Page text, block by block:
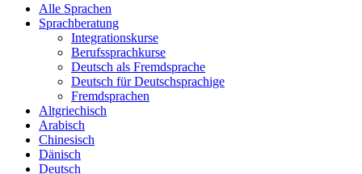
Alle Sprachen
Sprachberatung
Integrationskurse
Berufssprachkurse
Deutsch als Fremdsprache
Deutsch für Deutschsprachige
Fremdsprachen
Altgriechisch
Arabisch
Chinesisch
Dänisch
Deutsch